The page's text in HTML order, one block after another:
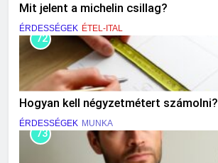
Mit jelent a michelin csillag?
ÉRDESSÉGEK ÉTEL-ITAL
72
Hogyan kell négyzetmétert számolni?
ÉRDESSÉGEK MUNKA
73